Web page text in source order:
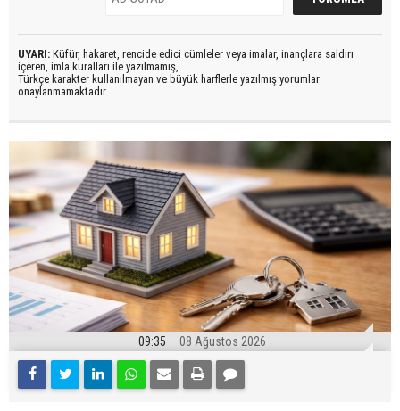
UYARI: Küfür, hakaret, rencide edici cümleler veya imalar, inançlara saldırı
içeren, imla kuralları ile yazılmamış,
Türkçe karakter kullanılmayan ve büyük harflerle yazılmış yorumlar
onaylanmamaktadır.
09:35 08 Ağustos 2026